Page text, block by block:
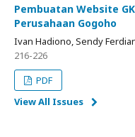
Pembuatan Website
Perusahaan Gogoho
Ivan Hadiono, Sendy
216-226
PDF
View All Issues